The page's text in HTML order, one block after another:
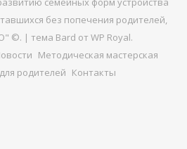
без попечения родителей,
©. | тема Bard от WP Royal.
Методическая мастерская
родителей Контакты